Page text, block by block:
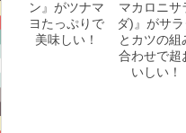
ン』がツナマ
ヨたっぷりで
美味しい！
マカロニサ
ダ)』がサ
とカツの組
合わせで超
いしい！